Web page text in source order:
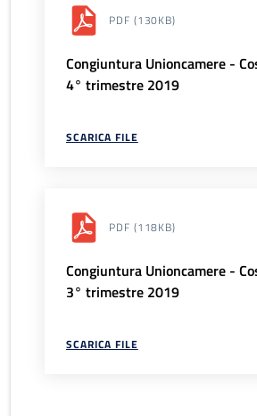
PDF (130KB)
Congiuntura Unioncamere -
4° trimestre 2019
SCARICA FILE
PDF (118KB)
Congiuntura Unioncamere -
3° trimestre 2019
SCARICA FILE